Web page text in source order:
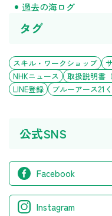
過去の海ログ
タグ
スキル・ワークショップ
NHKニュース
取扱説明書
LINE登録
ブルーアース21
公式SNS
Facebook
Instagram